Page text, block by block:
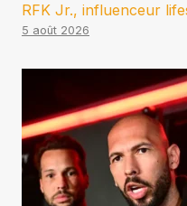
RFK Jr., influenceur
5 août 2026